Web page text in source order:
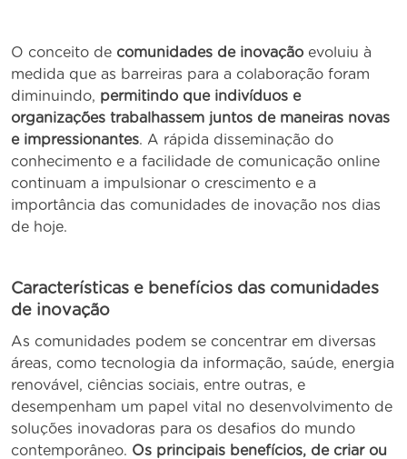
O conceito de comunidades de inovação evoluiu à
medida que as barreiras para a colaboração foram
diminuindo, permitindo que indivíduos e
organizações trabalhassem juntos de maneiras novas
e impressionantes. A rápida disseminação do
conhecimento e a facilidade de comunicação online
continuam a impulsionar o crescimento e a
importância das comunidades de inovação nos dias
de hoje.
Características e benefícios das comunidades
de inovação
As comunidades podem se concentrar em diversas
áreas, como tecnologia da informação, saúde, energia
renovável, ciências sociais, entre outras, e
desempenham um papel vital no desenvolvimento de
soluções inovadoras para os desafios do mundo
contemporâneo. Os principais benefícios, de criar ou